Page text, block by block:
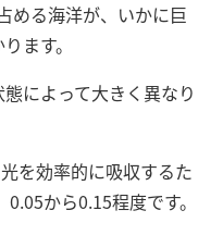
める海洋が、いかに巨
ます。
によって大きく異なり
を効率的に吸収するた
から0.15程度です。